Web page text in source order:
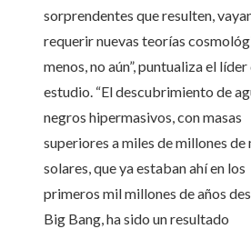
sorprendentes que resulten,
requerir nuevas teorías
menos, no aún”, puntualiza el
estudio. “El descubrimiento de
negros hipermasivos, con masas
superiores a miles de millones de
solares, que ya estaban ahí en los
primeros mil millones de años
Big Bang, ha sido un resultado